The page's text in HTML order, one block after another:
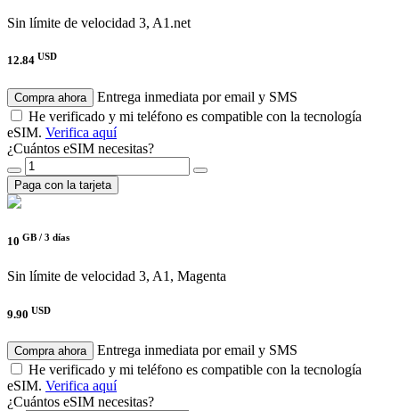
Sin límite de velocidad 3, A1.net
12.84 USD
Compra ahora
Entrega inmediata por email y SMS
He verificado y mi teléfono es compatible con la tecnología
eSIM. Verifica aquí
¿Cuántos eSIM necesitas?
Paga con la tarjeta
10 GB / 3 días
Sin límite de velocidad 3, A1, Magenta
9.90 USD
Compra ahora
Entrega inmediata por email y SMS
He verificado y mi teléfono es compatible con la tecnología
eSIM. Verifica aquí
¿Cuántos eSIM necesitas?